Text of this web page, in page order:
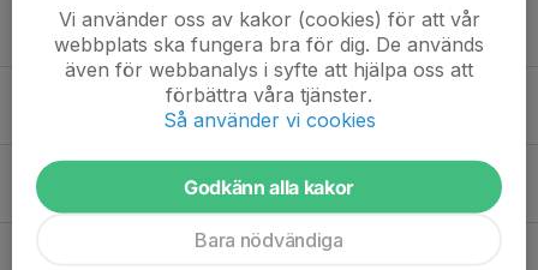
GLAD MIDSOMMAR
19 jun, 07:33 0
Sista helgen med sanktan 5v5 och 7v7
6 jun, 16:38 0
24 maj, 09:36 0
Midsommarcamp 2026
Vi använder oss av kakor (cookies) för att vår
webbplats ska fungera bra för dig. De används
även för webbanalys i syfte att hjälpa oss att
förbättra våra tjänster.
Så använder vi cookies
Godkänn alla kakor
Bara nödvändiga